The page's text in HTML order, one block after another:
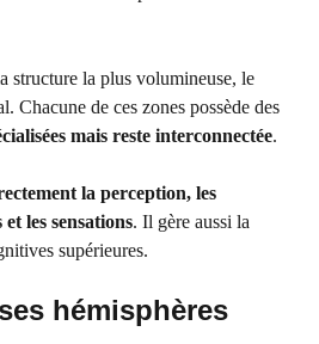
structure la plus volumineuse, le
Chacune de ces zones possède des
mais reste interconnectée.
la perception, les
les sensations. Il gère aussi la
supérieures.
hémisphères